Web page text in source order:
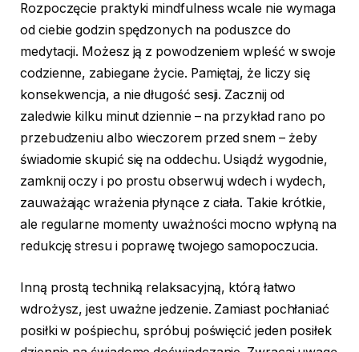
Rozpoczęcie praktyki mindfulness wcale nie wymaga
od ciebie godzin spędzonych na poduszce do
medytacji. Możesz ją z powodzeniem wpleść w swoje
codzienne, zabiegane życie. Pamiętaj, że liczy się
konsekwencja, a nie długość sesji. Zacznij od
zaledwie kilku minut dziennie – na przykład rano po
przebudzeniu albo wieczorem przed snem – żeby
świadomie skupić się na oddechu. Usiądź wygodnie,
zamknij oczy i po prostu obserwuj wdech i wydech,
zauważając wrażenia płynące z ciała. Takie krótkie,
ale regularne momenty uważności mocno wpłyną na
redukcję stresu i poprawę twojego samopoczucia.
Inną prostą techniką relaksacyjną, którą łatwo
wdrożysz, jest uważne jedzenie. Zamiast pochłaniać
posiłki w pośpiechu, spróbuj poświęcić jeden posiłek